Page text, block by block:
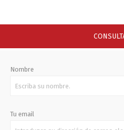
Nombre
Tu email